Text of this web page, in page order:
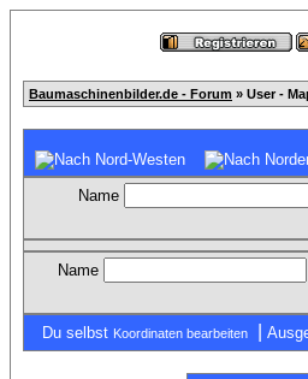
Baumaschinenbilder.de - Forum » User -
Name
Name
Du selbst Koordinaten bearbeiten